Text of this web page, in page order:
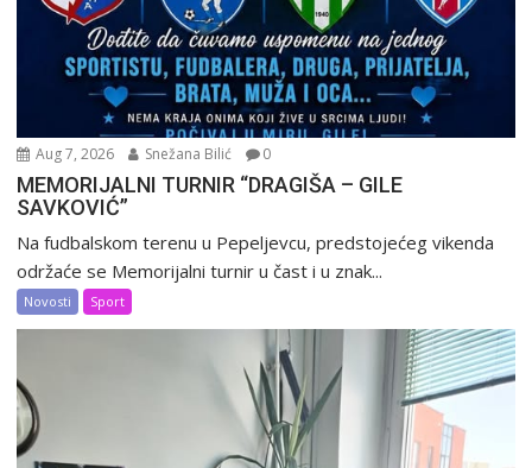
Aug 7, 2026 Snežana Bilić 0
MEMORIJALNI TURNIR “DRAGIŠA – GILE
SAVKOVIĆ”
Na fudbalskom terenu u Pepeljevcu, predstojećeg vikenda
održaće se Memorijalni turnir u čast i u znak...
Novosti Sport